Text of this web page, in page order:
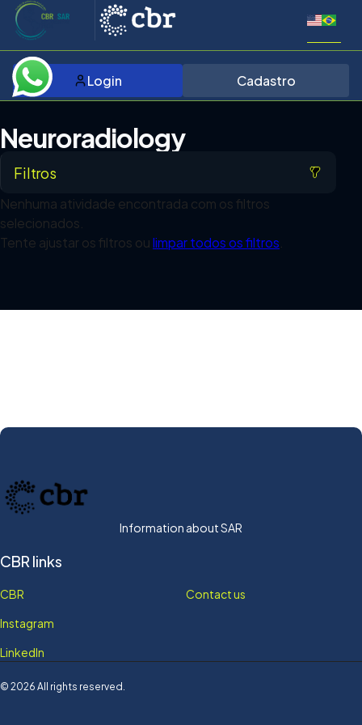
Login Cadastro
Neuroradiology
Filtros
Nenhuma atividade encontrada com os filtros
selecionados.
Tente ajustar os filtros oulimpar todos os filtros.
Information about SAR
CBR links
CBR
Instagram
LinkedIn
Contact us
© 2026 All rights reserved.